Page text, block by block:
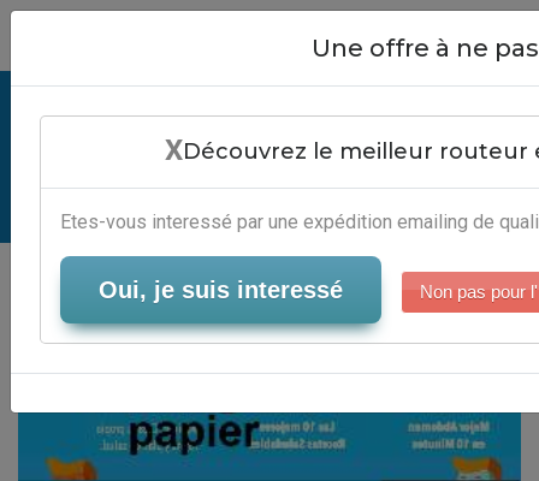
Tarif Mailing Papier - Editeur
Marketing Par Email
Serveur-Emailing
Close
Une offre à ne
XDécouvrez le meilleur routeur
Etes-vous interessé par une expédition emailing de
Oui, je suis interessé Non pas pour